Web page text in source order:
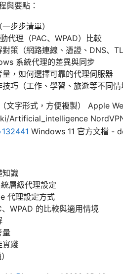
與要點：
步步清單）
代理（PAC、WPAD）比較
策（網路連線、憑證、DNS、
系統代理的差異與同步
，如何選擇可靠的代理伺服器
巧（工作、學習、旅遊等不同情
文字形式，方便複製） Apple
Artificial_intelligence
Windows 11 官方文檔 -
知識
層級代理設定
代理設定方式
WPAD 的比較與適用情境
量
實踐